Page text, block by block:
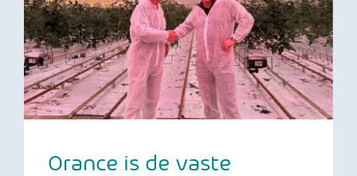
Orance is de vaste